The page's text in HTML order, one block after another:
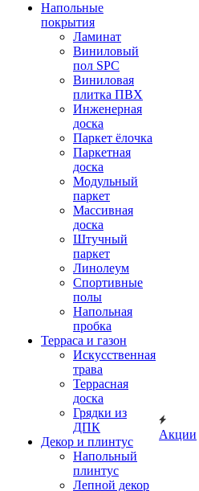
Напольные
покрытия
Ламинат
Виниловый
пол SPC
Виниловая
плитка ПВХ
Инженерная
доска
Паркет ёлочка
Паркетная
доска
Модульный
паркет
Массивная
доска
Штучный
паркет
Линолеум
Спортивные
полы
Напольная
пробка
Терраса и газон
Искусственная
трава
Террасная
доска
Грядки из
ДПК
Декор и плинтус
Напольный
плинтус
Лепной декор
Акции